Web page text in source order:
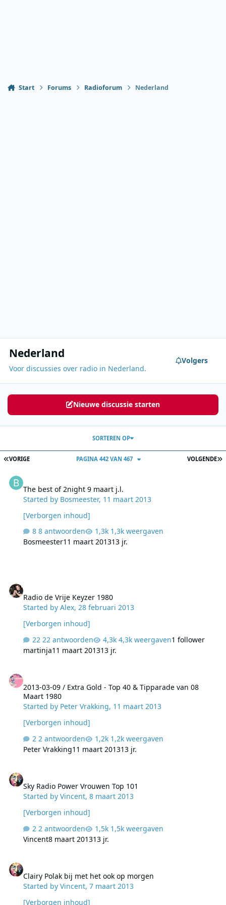
Start Forums Radioforum Nederland
Nederland
Voor discussies over radio in Nederland.
Volgers
Nieuwe discussie starten
EERSTE PAGINA
VORIGE VOLGENDE
PAGINA 442 VAN 467
SORTEREN OP
The best of 2night 9 maart j.l.
Started by Bosmeester, 11 maart 2013
[Verborgen inhoud]
8 antwoorden
1,3k weergaven
Bosmeester11 maart 201313 jr.
Radio de Vrije Keyzer 1980
Started byAlex,28 februari 2013
[Verborgen inhoud]
22 antwoorden
4,3k weergaven1 follower
martinja11 maart 201313 jr.
2013-03-09 / Extra Gold - Top 40 & Tipparade van 08
Maart 1980
Started by Peter Vrakking, 11 maart 2013
[Verborgen inhoud]
2 antwoorden
1,2k weergaven
Peter Vrakking11 maart 201313 jr.
Sky Radio Power Vrouwen Top 101
Started byVincent,8 maart 2013
[Verborgen inhoud]
2 antwoorden
1,5k weergaven
Vincent8 maart 201313 jr.
Clairy Polak bij met het ook op morgen
Started byVincent,7 maart 2013
[Verborgen inhoud]